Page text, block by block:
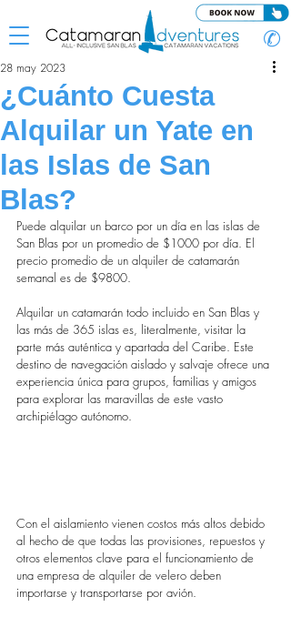
✆
¿Cuánto Cuesta
Alquilar un Yate en
las Islas de San
Blas?
28 may 2023
Puede alquilar un barco por un día en las islas de
San Blas por un promedio de $1000 por día. El
precio promedio de un alquiler de catamarán
semanal es de $9800.
Alquilar un catamarán todo incluido en San Blas y
las más de 365 islas es, literalmente, visitar la
parte más auténtica y apartada del Caribe. Este
destino de navegación aislado y salvaje ofrece una
experiencia única para grupos, familias y amigos
para explorar las maravillas de este vasto
archipiélago autónomo.
Con el aislamiento vienen costos más altos debido
al hecho de que todas las provisiones, repuestos y
otros elementos clave para el funcionamiento de
una empresa de alquiler de velero deben
importarse y transportarse por avión.